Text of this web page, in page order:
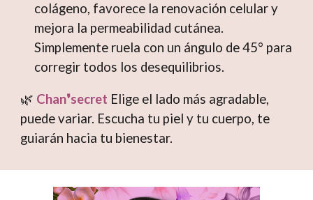
colágeno, favorece la renovación celular y
mejora la permeabilidad cutánea.
Simplemente ruela con un ángulo de 45° para
corregir todos los desequilibrios.
🌿 Chan❜secret Elige el lado más agradable,
puede variar. Escucha tu piel y tu cuerpo, te
guiarán hacia tu bienestar.